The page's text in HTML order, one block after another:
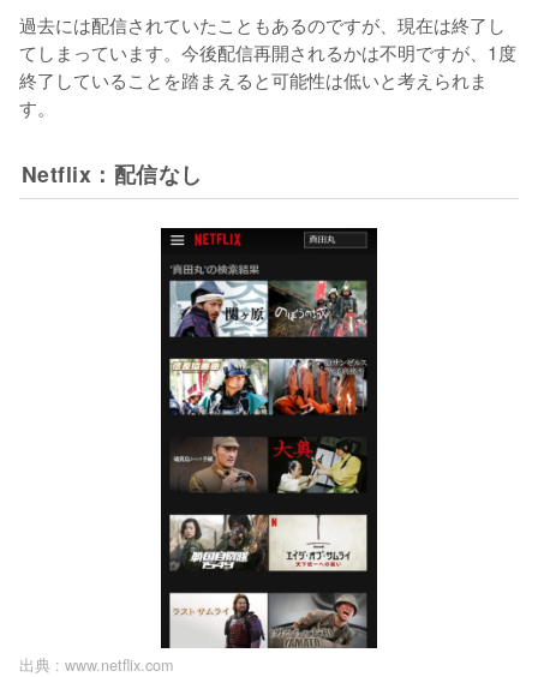
過去には配信されていたこともあるのですが、現在は終了し
てしまっています。今後配信再開されるかは不明ですが、1度
終了していることを踏まえると可能性は低いと考えられま
す。
Netflix：配信なし
出典 : www.netflix.com